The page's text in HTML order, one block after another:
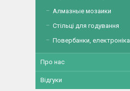
Алмазные мозаики
Стільці для годування
Повербанки, електроніка
Про нас
Відгуки